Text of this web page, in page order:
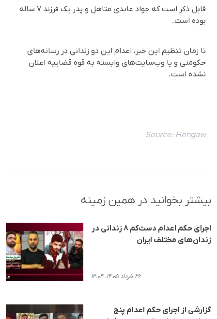
قابل ذکر است که جواد عابدی متاهل و پدر یک فرزند ۷ ساله
بوده است.
تا زمان تنظیم این خبر، اعدام این دو زندانی در رسانه‌های
حکومتی و یا وب‌سایت‌های وابسته به قوه قضاییه اعلان
نشده است.
Source: Hengaw
بیشتر بخوانید در همین زمینه
اجرای حکم اعدام دست‌کم ۸ زندانی در
زندان‌های مختلف ایران
۲۶ خرداد ۱۴۰۵، ۱۲:۰۴
گزارشی از اجرای حکم اعدام پنج